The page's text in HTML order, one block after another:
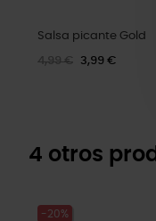
Salsa picante Gold
4,99 € 3,99 €
4 otros
-20%